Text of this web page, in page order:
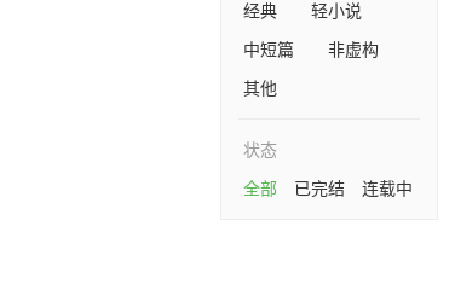
经典
轻小说
中短篇
非虚构
其他
状态
全部
已完结 连载中